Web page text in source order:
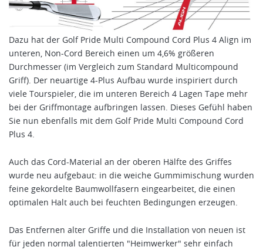
Dazu hat der Golf Pride Multi Compound Cord Plus 4 Align im
unteren, Non-Cord Bereich einen um 4,6% größeren
Durchmesser (im Vergleich zum Standard Multicompound
Griff). Der neuartige 4-Plus Aufbau wurde inspiriert durch
viele Tourspieler, die im unteren Bereich 4 Lagen Tape mehr
bei der Griffmontage aufbringen lassen. Dieses Gefühl haben
Sie nun ebenfalls mit dem Golf Pride Multi Compound Cord
Plus 4.
Auch das Cord-Material an der oberen Hälfte des Griffes
wurde neu aufgebaut: in die weiche Gummimischung wurden
feine gekordelte Baumwollfasern eingearbeitet, die einen
optimalen Halt auch bei feuchten Bedingungen erzeugen.
Das Entfernen alter Griffe und die Installation von neuen ist
für jeden normal talentierten "Heimwerker" sehr einfach